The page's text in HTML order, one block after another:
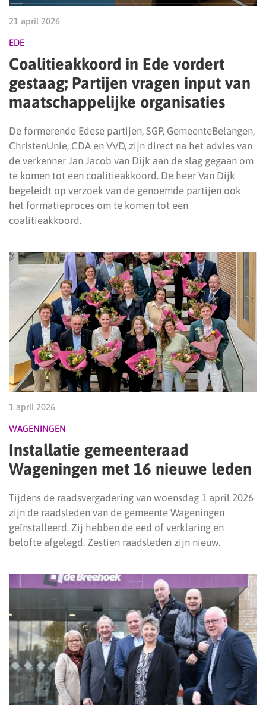
21 april 2026
EDE
Coalitieakkoord in Ede vordert
gestaag; Partijen vragen input van
maatschappelijke organisaties
De formerende Edese partijen, SGP, GemeenteBelangen,
ChristenUnie, CDA en VVD, zijn direct na het advies van
de verkenner Jan Jacob van Dijk aan de slag gegaan om
te komen tot een coalitieakkoord. De heer Van Dijk
begeleidt op verzoek van de genoemde partijen ook
het formatieproces om te komen tot een
coalitieakkoord.
1 april 2026
WAGENINGEN
Installatie gemeenteraad
Wageningen met 16 nieuwe leden
Tijdens de raadsvergadering van woensdag 1 april 2026
zijn de raadsleden van de gemeente Wageningen
geïnstalleerd. Zij hebben de eed of verklaring en
belofte afgelegd. Zestien raadsleden zijn nieuw.